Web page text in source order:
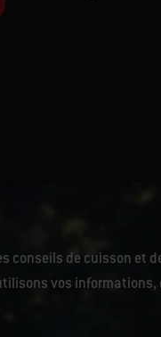
conseils de cuisson et
vos